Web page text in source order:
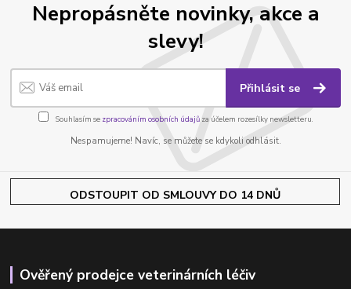
Nepropásněte novinky, akce a
slevy!
Přihlásit se
Souhlasím se zpracováním osobních údajůza účelem rozesílky newsletteru.
Nespamujeme! Navíc, se můžete se kdykoli odhlásit.
ODSTOUPIT OD SMLOUVY DO 14 DNŮ
Ověřený prodejce veterinárních léčiv